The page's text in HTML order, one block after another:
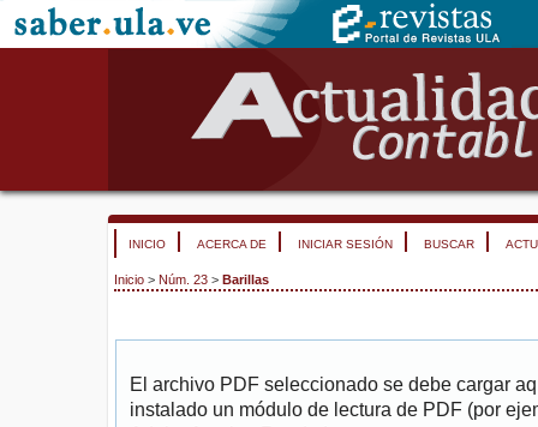
INICIO ACERCA DE INICIAR SESIÓN BUSCAR
Inicio > Núm. 23 > Barillas
El archivo PDF seleccionado se debe cargar
instalado un módulo de lectura de PDF (por